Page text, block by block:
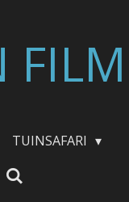
FILM
TUINSAFARI